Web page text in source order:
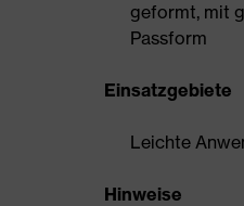
geformt, mit
Passform
Einsatzgebiete
Leichte
Hinweise